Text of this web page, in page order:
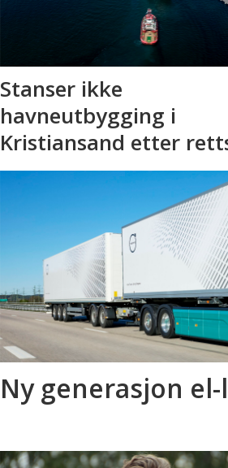
Stanser ikke
havneutbygging i
Kristiansand etter
Ny generasjon